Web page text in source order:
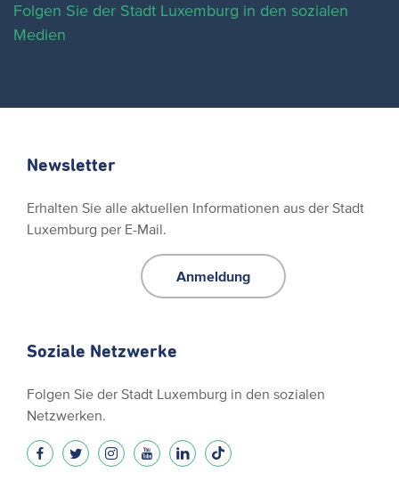
Folgen Sie der Stadt Luxemburg in den sozialen
Medien
Newsletter
Erhalten Sie alle aktuellen Informationen aus der Stadt
Luxemburg per E-Mail.
Anmeldung
Soziale Netzwerke
Folgen Sie der Stadt Luxemburg in den sozialen
Netzwerken.